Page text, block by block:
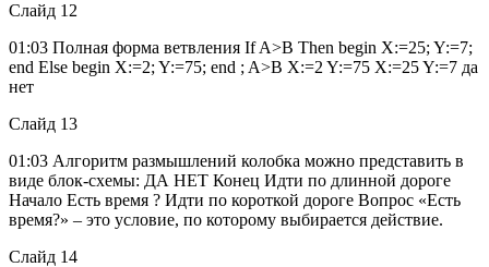
Слайд 12
01:03 Полная форма ветвления If A>B Then begin X:=25; Y:=7;
end Else begin X:=2; Y:=75; end ; A>B X:=2 Y:=75 X:=25 Y:=7 да
нет
Слайд 13
01:03 Алгоритм размышлений колобка можно представить в
виде блок-схемы: ДА НЕТ Конец Идти по длинной дороге
Начало Есть время ? Идти по короткой дороге Вопрос «Есть
время?» – это условие, по которому выбирается действие.
Слайд 14